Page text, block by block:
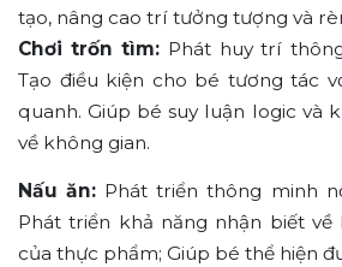
tạo, nâng cao trí tưởng tượng và
Chơi trốn tìm:Phát huy trí
Tạo điều kiện cho bé tương tác
quanh. Giúp bé suy luận logic và
về không gian.
Nấu ăn: Phát triển thông minh
Phát triển khả năng nhận biết về
của thực phẩm; Giúp bé thể hiện